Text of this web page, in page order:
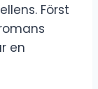
Först
en